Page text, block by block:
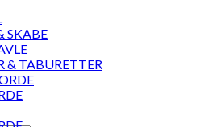
SKABE
& TABURETTER